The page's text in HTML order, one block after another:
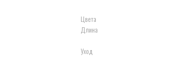
Цвета
Длина
Уход